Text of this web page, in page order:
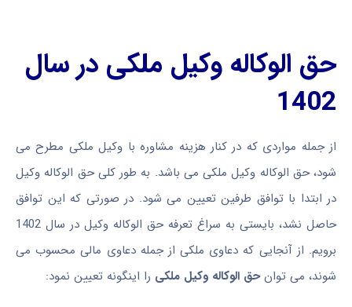
حق الوکاله وکیل ملکی در سال
1402
از جمله مواردی که در کنار هزینه مشاوره با وکیل ملکی مطرح می
شود، حق الوکاله وکیل ملکی می باشد. به طور کلی حق الوکاله وکیل
در ابتدا با توافق طرفین تعیین می شود. در صورتی که این توافق
حاصل نشد، بایستی به سراغ تعرفه حق الوکاله وکیل در سال 1402
برویم. از آنجایی که دعاوی ملکی از جمله دعاوی مالی محسوب می
شوند، می توانحق الوکاله وکیل ملکی را اینگونه تعیین نمود: